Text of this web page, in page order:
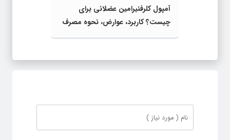
آمپول کلرفنیرامین عضلانی برای
چیست؟ کاربرد، عوارض، نحوه مصرف